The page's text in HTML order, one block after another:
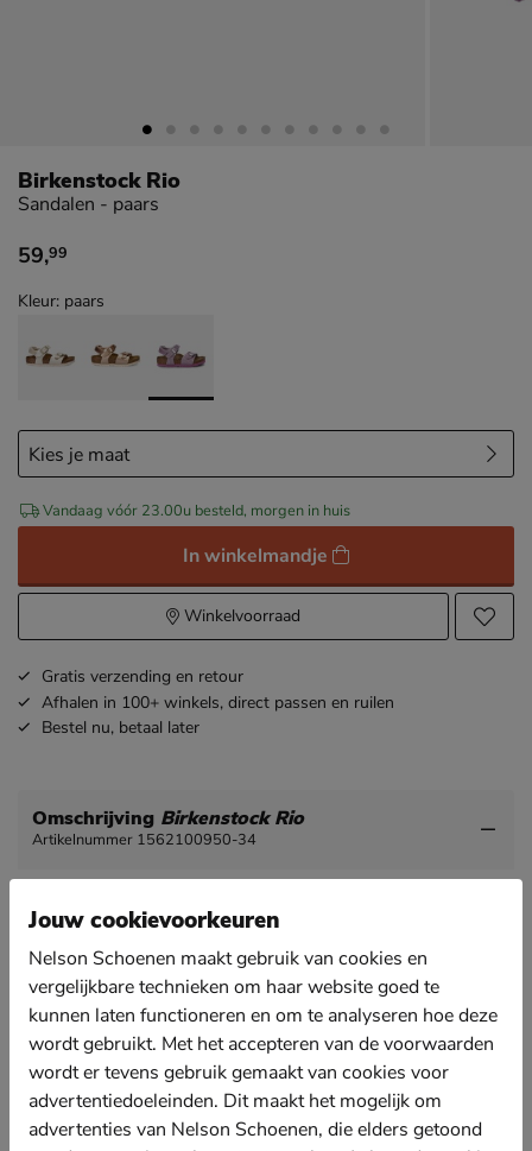
Birkenstock Rio
Sandalen - paars
€ 59,99
59,99
Kleur: paars
Vandaag vóór 23.00u besteld, morgen in huis
In winkelmandje
Winkelvoorraad
Gratis verzending en retour
Afhalen in 100+ winkels, direct passen en ruilen
Bestel nu, betaal later
Omschrijving Birkenstock Rio
Artikelnummer 1562100950-34
voor een leuke look, maar bieden ook optimaal
support.
Het bovenmateriaal bestaat uit het huidvriendelijke en
slijtvaste synthetische materiaal Birko-Flor® met een
metallic-look.
Bevat een anatomisch gevormd voetbed wat de
voeten uitstekende ondersteuning biedt waardoor je
Jouw cookievoorkeuren
Nelson Schoenen maakt gebruik van cookies en
vergelijkbare technieken om haar website goed te
kunnen laten functioneren en om te analyseren hoe deze
wordt gebruikt. Met het accepteren van de voorwaarden
wordt er tevens gebruik gemaakt van cookies voor
advertentiedoeleinden. Dit maakt het mogelijk om
advertenties van Nelson Schoenen, die elders getoond